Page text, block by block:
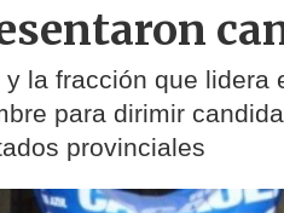
la fracción que lidera
para dirimir
provinciales